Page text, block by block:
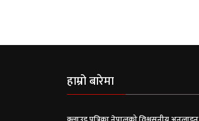
हाम्रो बारेमा